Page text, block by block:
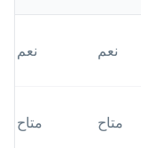
نعم نعم
متاح متاح